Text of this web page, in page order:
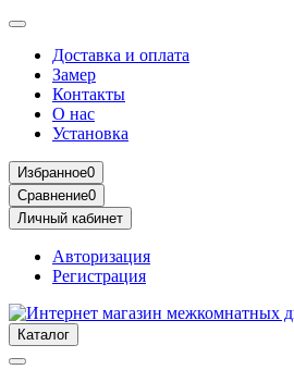
Доставка и оплата
Замер
Контакты
О нас
Установка
Избранное0
Сравнение0
Личный кабинет
Авторизация
Регистрация
Каталог